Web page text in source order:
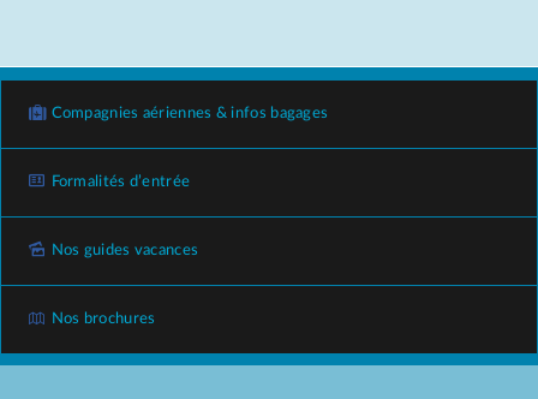
Compagnies aériennes & infos bagages
Formalités d’entrée
Nos guides vacances
Nos brochures